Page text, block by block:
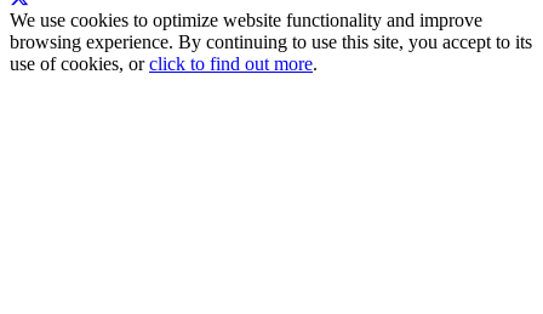
We use cookies to optimize website functionality and improve
browsing experience. By continuing to use this site, you accept to its
use of cookies, orclick to find out more.